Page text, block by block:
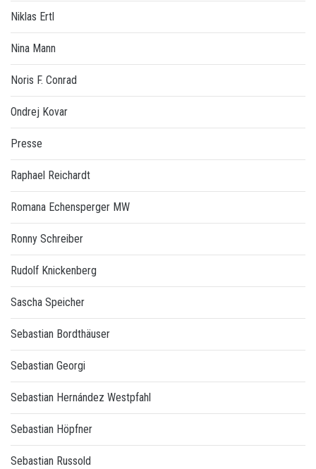
Niklas Ertl
Nina Mann
Noris F. Conrad
Ondrej Kovar
Presse
Raphael Reichardt
Romana Echensperger MW
Ronny Schreiber
Rudolf Knickenberg
Sascha Speicher
Sebastian Bordthäuser
Sebastian Georgi
Sebastian Hernández Westpfahl
Sebastian Höpfner
Sebastian Russold